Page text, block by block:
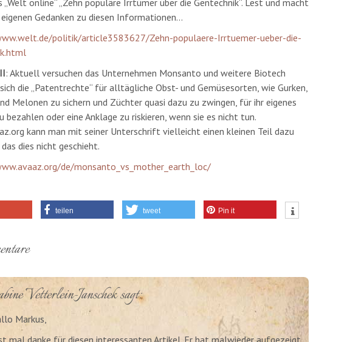
eigenen Gedanken zu diesen Informationen…
politik/article3583627/Zehn-populaere-Irrtuemer-ueber-die-
: Aktuell versuchen das Unternehmen Monsanto und weitere Biotech
die „Patentrechte“ für alltägliche Obst- und Gemüsesorten, wie Gurken,
Melonen zu sichern und Züchter quasi dazu zu zwingen, für ihr eigenes
bezahlen oder eine Anklage zu riskieren, wenn sie es nicht tun.
kann man mit seiner Unterschrift vielleicht einen kleinen Teil dazu
dies nicht geschieht.
de/monsanto_vs_mother_earth_loc/
teilen tweet Pin it
Vetterlein-Janschek sagt:
Markus,
mal danke für diesen interessanten Artikel. Er hat malwieder aufgezeigt,